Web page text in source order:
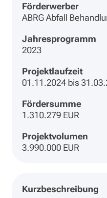
Förderwerber
ABRG Abfall
Jahresprogramm
2023
Projektlaufzeit
01.11.2024 bis
Fördersumme
1.310.279 EUR
Projektvolumen
3.990.000 EUR
Kurzbeschreibung